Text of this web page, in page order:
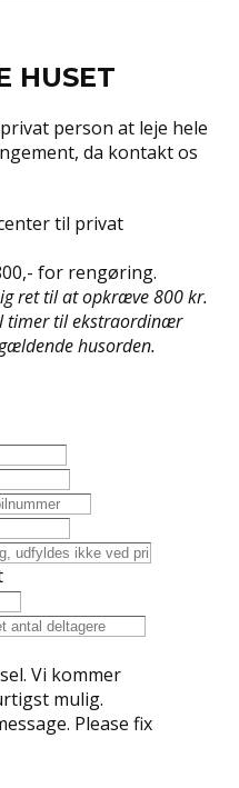
HUSET
person at leje hele
da kontakt os
til privat
for rengøring.
ret til at opkræve 800 kr.
timer til ekstraordinær
husorden.
Vi kommer
mulig.
Please fix